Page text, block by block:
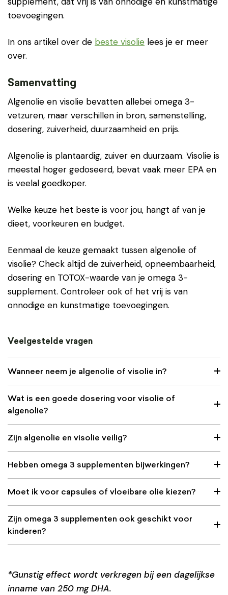
toevoegingen.
In ons artikel over de beste visolie lees je er meer
over.
Samenvatting
Algenolie en visolie bevatten allebei omega 3-
vetzuren, maar verschillen in bron, samenstelling,
dosering, zuiverheid, duurzaamheid en prijs.
Algenolie is plantaardig, zuiver en duurzaam. Visolie is
meestal hoger gedoseerd, bevat vaak meer EPA en
is veelal goedkoper.
Welke keuze het beste is voor jou, hangt af van je
dieet, voorkeuren en budget.
Eenmaal de keuze gemaakt tussen algenolie of
visolie? Check altijd de zuiverheid, opneembaarheid,
dosering en TOTOX-waarde van je omega 3-
supplement. Controleer ook of het vrij is van
onnodige en kunstmatige toevoegingen.
Veelgestelde vragen
Wanneer neem je algenolie of visolie in?
Wat is een goede dosering voor visolie of
algenolie?
Zijn algenolie en visolie veilig?
Hebben omega 3 supplementen bijwerkingen?
Moet ik voor capsules of vloeibare olie kiezen?
Zijn omega 3 supplementen ook geschikt voor
kinderen?
*Gunstig effect wordt verkregen bij een dagelijkse
inname van 250 mg DHA.